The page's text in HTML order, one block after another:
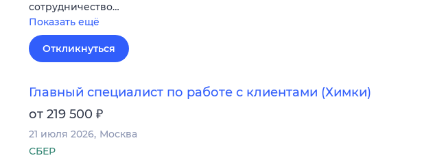
сотрудничество…
Показать ещё
Откликнуться
Главный специалист по работе с клиентами (Химки)
от 219 500 ₽
21 июля 2026 Москва
СБЕР